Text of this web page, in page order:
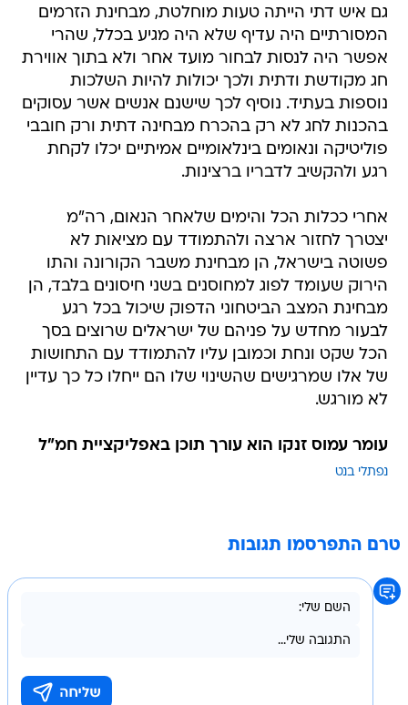
גם איש דתי הייתה טעות מוחלטת, מבחינת הזרמים
המסורתיים היה עדיף שלא היה מגיע בכלל, שהרי
אפשר היה לנסות לבחור מועד אחר ולא בתוך אווירת
חג מקודשת ודתית ולכך יכולות להיות השלכות
נוספות בעתיד. נוסיף לכך שישנם אנשים אשר עסוקים
בהכנות לחג לא רק בהכרח מבחינה דתית ורק חובבי
פוליטיקה ונאומים בינלאומיים אמיתיים יכלו לקחת
רגע ולהקשיב לדבריו ברצינות.
אחרי ככלות הכל והימים שלאחר הנאום, רה"מ
יצטרך לחזור ארצה ולהתמודד עם מציאות לא
פשוטה בישראל, הן מבחינת משבר הקורונה והתו
הירוק שעומד לפוג למחוסנים בשני חיסונים בלבד, הן
מבחינת המצב הביטחוני הדפוק שיכול בכל רגע
לבעור מחדש על פניהם של ישראלים שרוצים בסך
הכל שקט ונחת וכמובן עליו להתמודד עם התחושות
של אלו שמרגישים שהשינוי שלו הם ייחלו כל כך עדיין
לא מורגש.
עומר עמוס זנקו הוא עורך תוכן באפליקציית חמ"ל
נפתלי בנט
טרם התפרסמו תגובות